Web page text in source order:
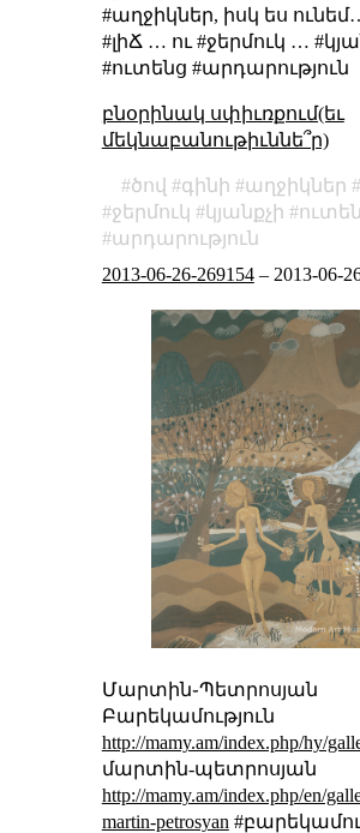
#աղջիկներ, իսկ ես
#լիՃ … ու #ջերմուկ …
#ուտենց #արդարություն
բնօրինակ սփիւռքում(եւ
մեկնաբանութիւննե՞ր)
ծով գինի աղջիկներ
ջերմուկ
կյանքչի
արդարություն
2013-06-26-269154– 2013-06-
Մարտին֊Պետրոսյան
Բարեկամություն
http://mamy.am/index.php/hy/
մարտին-պետրոսյան
http://mamy.am/index.php/en/
martin-petrosyan